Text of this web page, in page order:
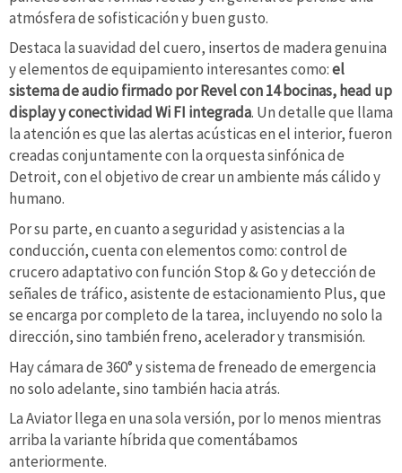
atmósfera de sofisticación y buen gusto.
Destaca la suavidad del cuero, insertos de madera genuina
y elementos de equipamiento interesantes como:el
sistema de audio firmado por Revel con 14 bocinas, head up
display y conectividad Wi FI integrada. Un detalle que llama
la atención es que las alertas acústicas en el interior, fueron
creadas conjuntamente con la orquesta sinfónica de
Detroit, con el objetivo de crear un ambiente más cálido y
humano.
Por su parte, en cuanto a seguridad y asistencias a la
conducción, cuenta con elementos como: control de
crucero adaptativo con función Stop & Go y detección de
señales de tráfico, asistente de estacionamiento Plus, que
se encarga por completo de la tarea, incluyendo no solo la
dirección, sino también freno, acelerador y transmisión.
Hay cámara de 360° y sistema de freneado de emergencia
no solo adelante, sino también hacia atrás.
La Aviator llega en una sola versión, por lo menos mientras
arriba la variante híbrida que comentábamos
anteriormente.